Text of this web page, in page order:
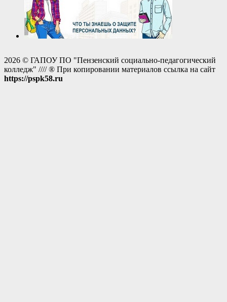
2026 © ГАПОУ ПО "Пензенский социально-педагогический
колледж" //// ® При копировании материалов ссылка на сайт
https://pspk58.ru